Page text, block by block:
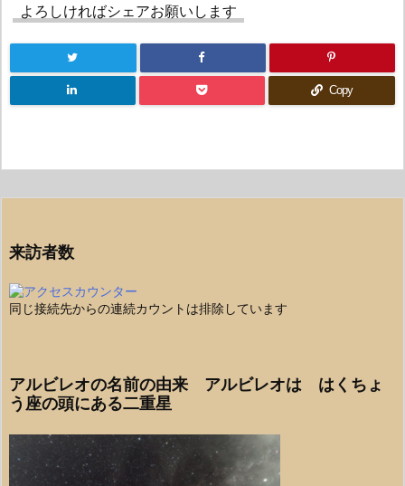
よろしければシェアお願いします
Copy
来訪者数
同じ接続先からの連続カウントは排除しています
アルビレオの名前の由来 アルビレオは はくちょ
う座の頭にある二重星